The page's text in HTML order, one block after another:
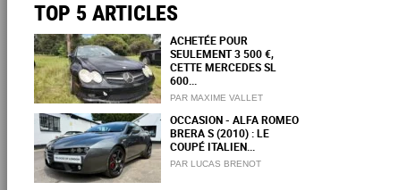
TOP 5 ARTICLES
ACHETÉE POUR
SEULEMENT 3 500 €,
CETTE MERCEDES SL
600...
PAR MAXIME VALLET
OCCASION - ALFA ROMEO
BRERA S (2010) : LE
COUPÉ ITALIEN...
PAR LUCAS BRENOT